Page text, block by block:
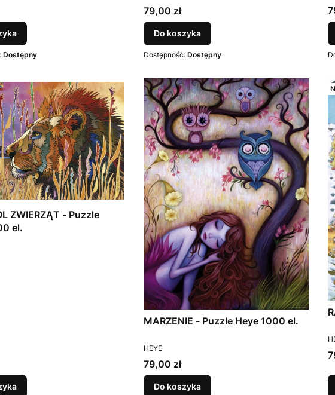
Dostępny
Cena
79,00 zł
Do koszyka
Dostępność: Dostępny
ZWIERZĄT - Puzzle
el.
MARZENIE - Puzzle Heye 1000 el.
PRODUCENT
HEYE
Cena
79,00 zł
Do koszyka